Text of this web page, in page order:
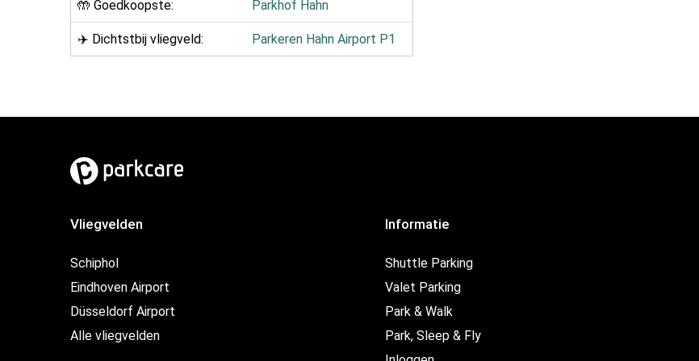
🤲 Goedkoopste: Parkhof Hahn
✈️ Dichtstbij vliegveld: Parkeren Hahn Airport P1
Vliegvelden
Schiphol
Eindhoven Airport
Düsseldorf Airport
Alle vliegvelden
Informatie
Shuttle Parking
Valet Parking
Park & Walk
Park, Sleep & Fly